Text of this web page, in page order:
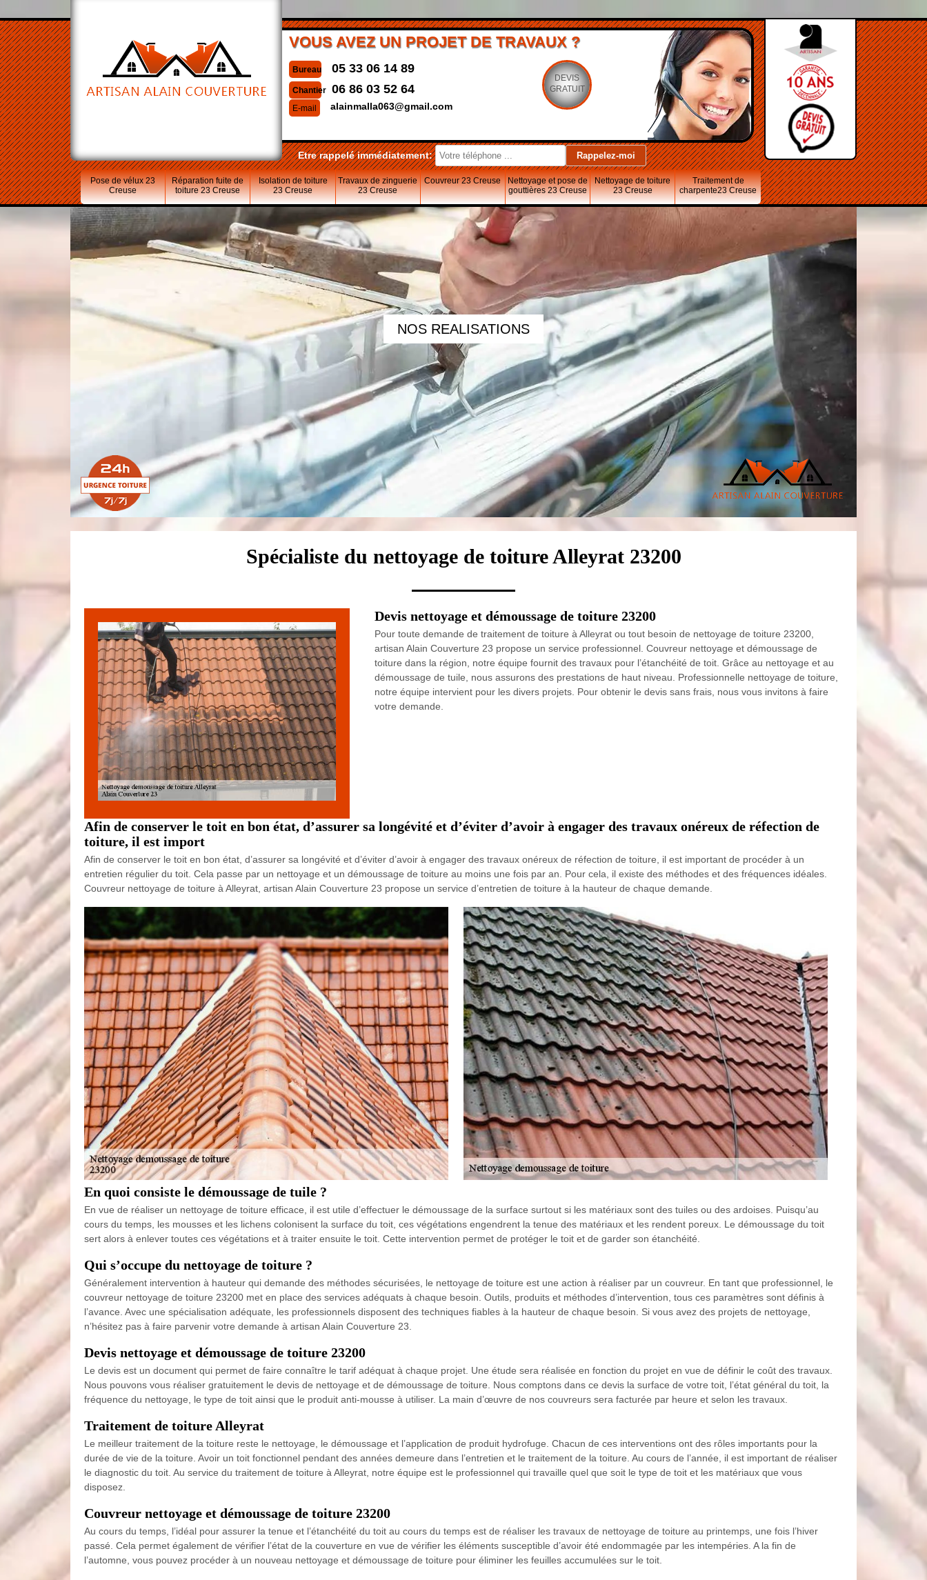
VOUS AVEZ UN PROJET DE TRAVAUX ?
Bureau 05 33 06 14 89
Chantier 06 86 03 52 64
E-mail alainmalla063@gmail.com
DEVIS
GRATUIT
Etre rappelé immédiatement:
Pose de vélux 23
Creuse
Réparation fuite de
toiture 23 Creuse
Isolation de toiture
23 Creuse
Travaux de zinguerie
23 Creuse
Couvreur 23 Creuse
Nettoyage et pose de
gouttières 23 Creuse
Nettoyage de toiture
23 Creuse
Traitement de
charpente23 Creuse
NOS REALISATIONS
Spécialiste du nettoyage de toiture Alleyrat 23200
Devis nettoyage et démoussage de toiture 23200
Pour toute demande de traitement de toiture à Alleyrat ou tout besoin de nettoyage de toiture 23200,
artisan Alain Couverture 23 propose un service professionnel. Couvreur nettoyage et démoussage de
toiture dans la région, notre équipe fournit des travaux pour l’étanchéité de toit. Grâce au nettoyage et au
démoussage de tuile, nous assurons des prestations de haut niveau. Professionnelle nettoyage de toiture,
notre équipe intervient pour les divers projets. Pour obtenir le devis sans frais, nous vous invitons à faire
votre demande.
Afin de conserver le toit en bon état, d’assurer sa longévité et d’éviter d’avoir à engager des travaux onéreux de réfection de
toiture, il est import
Afin de conserver le toit en bon état, d’assurer sa longévité et d’éviter d’avoir à engager des travaux onéreux de réfection de toiture, il est important de procéder à un
entretien régulier du toit. Cela passe par un nettoyage et un démoussage de toiture au moins une fois par an. Pour cela, il existe des méthodes et des fréquences idéales.
Couvreur nettoyage de toiture à Alleyrat, artisan Alain Couverture 23 propose un service d’entretien de toiture à la hauteur de chaque demande.
En quoi consiste le démoussage de tuile ?
En vue de réaliser un nettoyage de toiture efficace, il est utile d’effectuer le démoussage de la surface surtout si les matériaux sont des tuiles ou des ardoises. Puisqu’au
cours du temps, les mousses et les lichens colonisent la surface du toit, ces végétations engendrent la tenue des matériaux et les rendent poreux. Le démoussage du toit
sert alors à enlever toutes ces végétations et à traiter ensuite le toit. Cette intervention permet de protéger le toit et de garder son étanchéité.
Qui s’occupe du nettoyage de toiture ?
Généralement intervention à hauteur qui demande des méthodes sécurisées, le nettoyage de toiture est une action à réaliser par un couvreur. En tant que professionnel, le
couvreur nettoyage de toiture 23200 met en place des services adéquats à chaque besoin. Outils, produits et méthodes d’intervention, tous ces paramètres sont définis à
l’avance. Avec une spécialisation adéquate, les professionnels disposent des techniques fiables à la hauteur de chaque besoin. Si vous avez des projets de nettoyage,
n’hésitez pas à faire parvenir votre demande à artisan Alain Couverture 23.
Devis nettoyage et démoussage de toiture 23200
Le devis est un document qui permet de faire connaître le tarif adéquat à chaque projet. Une étude sera réalisée en fonction du projet en vue de définir le coût des travaux.
Nous pouvons vous réaliser gratuitement le devis de nettoyage et de démoussage de toiture. Nous comptons dans ce devis la surface de votre toit, l’état général du toit, la
fréquence du nettoyage, le type de toit ainsi que le produit anti-mousse à utiliser. La main d’œuvre de nos couvreurs sera facturée par heure et selon les travaux.
Traitement de toiture Alleyrat
Le meilleur traitement de la toiture reste le nettoyage, le démoussage et l’application de produit hydrofuge. Chacun de ces interventions ont des rôles importants pour la
durée de vie de la toiture. Avoir un toit fonctionnel pendant des années demeure dans l’entretien et le traitement de la toiture. Au cours de l’année, il est important de réaliser
le diagnostic du toit. Au service du traitement de toiture à Alleyrat, notre équipe est le professionnel qui travaille quel que soit le type de toit et les matériaux que vous
disposez.
Couvreur nettoyage et démoussage de toiture 23200
Au cours du temps, l’idéal pour assurer la tenue et l’étanchéité du toit au cours du temps est de réaliser les travaux de nettoyage de toiture au printemps, une fois l’hiver
passé. Cela permet également de vérifier l’état de la couverture en vue de vérifier les éléments susceptible d’avoir été endommagée par les intempéries. A la fin de
l’automne, vous pouvez procéder à un nouveau nettoyage et démoussage de toiture pour éliminer les feuilles accumulées sur le toit.